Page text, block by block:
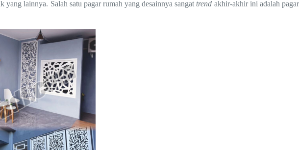
yang lainnya. Salah satu pagar rumah yang desainnya sangat trend akhir-akhir ini adalah pagar